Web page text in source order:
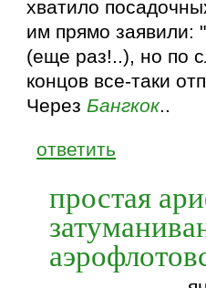
хватило
им прямо заявили:
(еще раз!..), но по
концов все-таки
Через Бангкок..
ответить
простая